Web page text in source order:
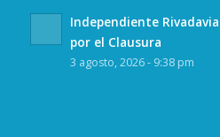
Independiente
por el Clausura
3 agosto, 2026 - 9:38 pm